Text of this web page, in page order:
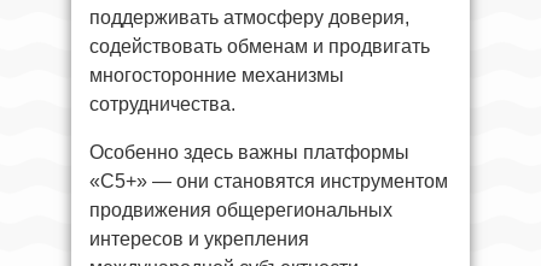
поддерживать атмосферу доверия,
содействовать обменам и продвигать
многосторонние механизмы
сотрудничества.
Особенно здесь важны платформы
«С5+» — они становятся инструментом
продвижения общерегиональных
интересов и укрепления